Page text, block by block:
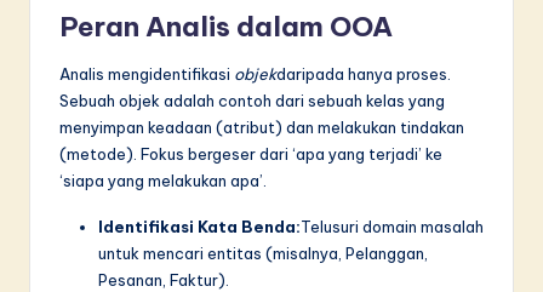
Peran Analis dalam OOA
Analis mengidentifikasi objekdaripada hanya proses.
Sebuah objek adalah contoh dari sebuah kelas yang
menyimpan keadaan (atribut) dan melakukan tindakan
(metode). Fokus bergeser dari ‘apa yang terjadi’ ke
‘siapa yang melakukan apa’.
Identifikasi Kata Benda:Telusuri domain masalah
untuk mencari entitas (misalnya, Pelanggan,
Pesanan, Faktur).